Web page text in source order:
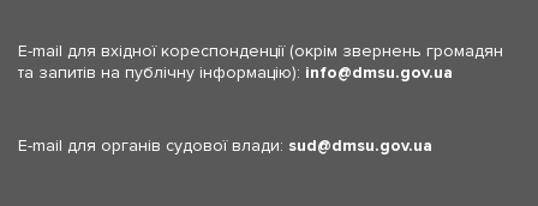
E-mail для вхідної кореспонденції (окрім звернень громадян
та запитів на публічну інформацію): info dmsu.gov.ua
E-mail для органів судової влади: sud dmsu.gov.ua